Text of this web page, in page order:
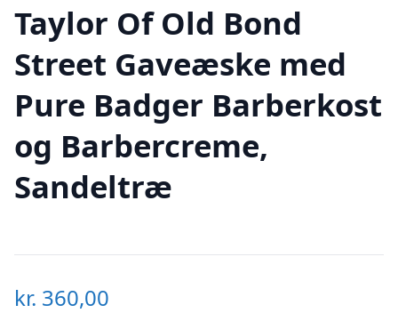
Taylor Of Old Bond
Street Gaveæske med
Pure Badger Barberkost
og Barbercreme,
Sandeltræ
kr. 360,00